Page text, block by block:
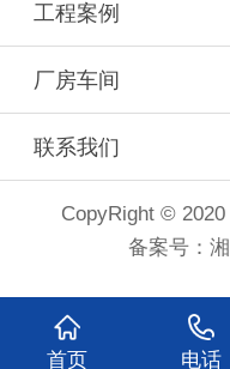
工程案例
厂房车间
联系我们
CopyRight ©
备案号：
首页 电话